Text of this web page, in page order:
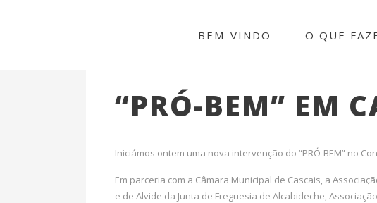
BEM-VINDO O QUE
“PRÓ-BEM” EM
Iniciámos ontem uma nova intervenção do “PRÓ-BEM” no
Em parceria com a Câmara Municipal de Cascais, a
e de Alvide da Junta de Freguesia de Alcabideche,